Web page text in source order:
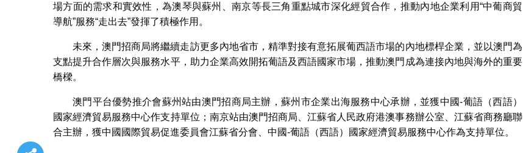
場方面的需求和實效性，為澳琴與蘇州、南京等長三角重點城市深化經貿合作，推動內地企業利用“中葡商貿
導航”服務“走出去”發揮了積極作用。
未來，澳門招商局將繼續走訪更多內地省市，精準對接有意拓展葡西語市場的內地標桿企業，並以澳門為
支點提升合作層次與服務水平，助力企業高效開拓葡語及西語國家市場，推動澳門成為連接內地與海外的重要
橋樑。
澳門平台優勢推介會蘇州站由澳門招商局主辦，蘇州市企業出海服務中心承辦，並獲中國-葡語（西語）
國家經濟貿易服務中心作支持單位；南京站由澳門招商局、江蘇省人民政府港澳事務辦公室、江蘇省商務廳聯
合主辦，獲中國國際貿易促進委員會江蘇省分會、中國-葡語（西語）國家經濟貿易服務中心作為支持單位。